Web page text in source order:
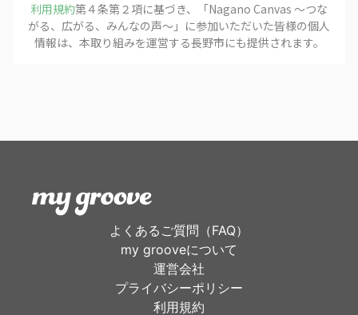
利用規約第４条第２項に基づき、「Nagano Canvas 〜つな
がる、広がる、みんなの声〜 」に参加いただいた皆様の個人
情報は、本取り組みを運営する長野市にも提供されます。
よくあるご質問（FAQ）
my grooveについて
運営会社
プライバシーポリシー
利用規約